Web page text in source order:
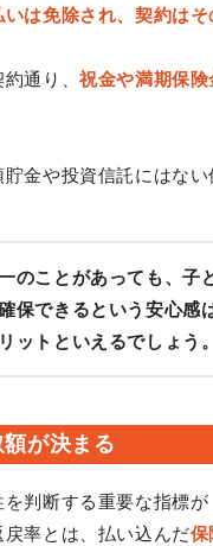
は免除され、契約は
約通り、祝金や満期保険
貯金や投資信託にはな
のことがあっても、子
保できるという安心感
ットといえるでしょう。
が決まる
判断する重要な指標
戻率とは、払い込んだ保